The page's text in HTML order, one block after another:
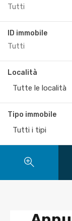
ID immobile
Località
Tutte le località
Tipo immobile
Tutti i tipi